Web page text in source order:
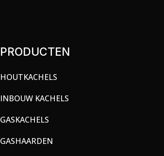
PRODUCTEN
HOUTKACHELS
INBOUW KACHELS
GASKACHELS
GASHAARDEN